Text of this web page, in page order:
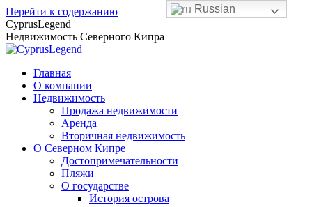
Перейти к содержанию
CyprusLegend
Недвижимость Северного Кипра
Главная
О компании
Недвижимость
Продажа недвижимости
Аренда
Вторичная недвижимость
О Северном Кипре
Достопримечательности
Пляжи
О государстве
История острова
Russian